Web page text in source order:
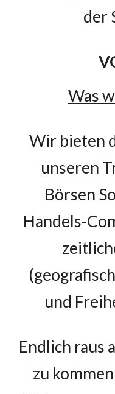
der
Was
Wirbieten
unseren
Börsen
Handels-
und
Endlich raus
zu